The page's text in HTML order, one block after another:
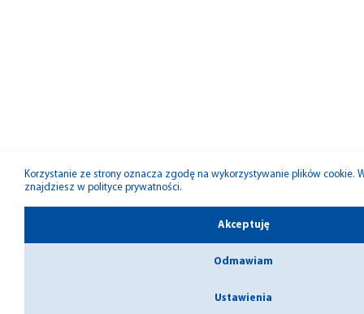
Korzystanie ze strony oznacza zgodę na wykorzystywanie plików cookie.
znajdziesz w polityce prywatności.
Akceptuję
Odmawiam
Ustawienia